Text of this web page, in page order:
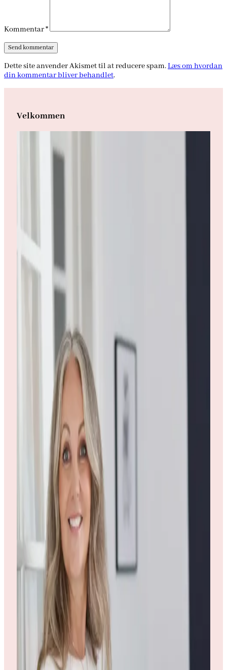
Kommentar*
Dette site anvender Akismet til at reducere spam.Læs om hvordan
din kommentar bliver behandlet.
Velkommen